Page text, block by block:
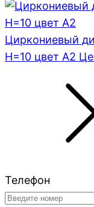
Циркониевый
H=10 цвет A2
Телефон